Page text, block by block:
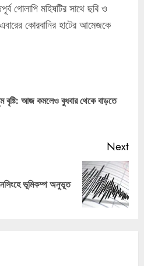
গোলাপি মহিষটির সাথে ছবি ও
কোরবানির হাটের আমেজকে
বৃষ্টি: আজ কমলেও বুধবার থেকে বাড়তে
Next
ভূমিকম্প অনুভূত